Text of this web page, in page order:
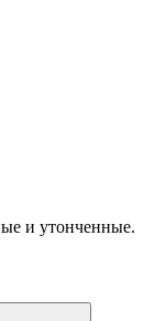
и утонченные.